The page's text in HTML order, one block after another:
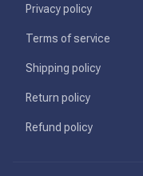
Privacy policy
Terms of service
Shipping policy
Return policy
Refund policy